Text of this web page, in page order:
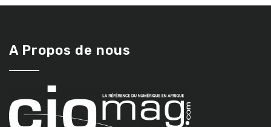
A Propos de nous